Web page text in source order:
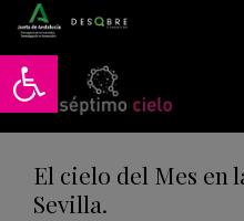
Abrir barra de herramientas
El cielo del Mes en
Sevilla.